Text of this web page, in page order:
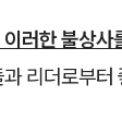
러한 불상
리더로부